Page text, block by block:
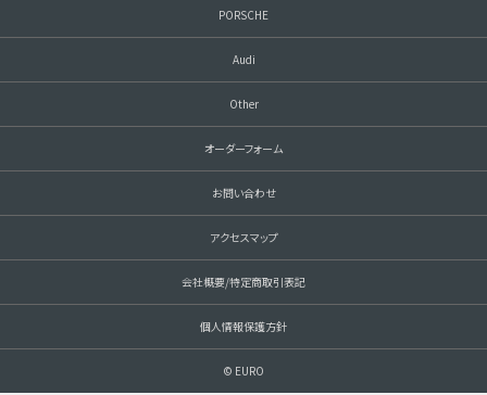
PORSCHE
Audi
Other
オーダーフォーム
お問い合わせ
アクセスマップ
会社概要/特定商取引表記
個人情報保護方針
© EURO